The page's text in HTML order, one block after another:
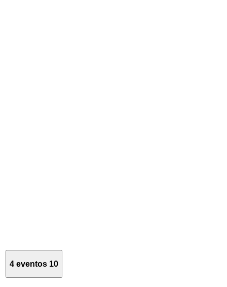
4 eventos 10